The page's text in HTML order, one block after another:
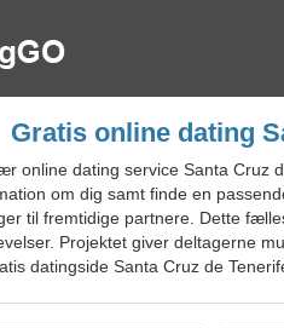
Gratis online dating
online dating service Santa Cruz
om dig samt finde en
til fremtidige partnere. Dette
Projektet giver deltagerne
datingside Santa Cruz de